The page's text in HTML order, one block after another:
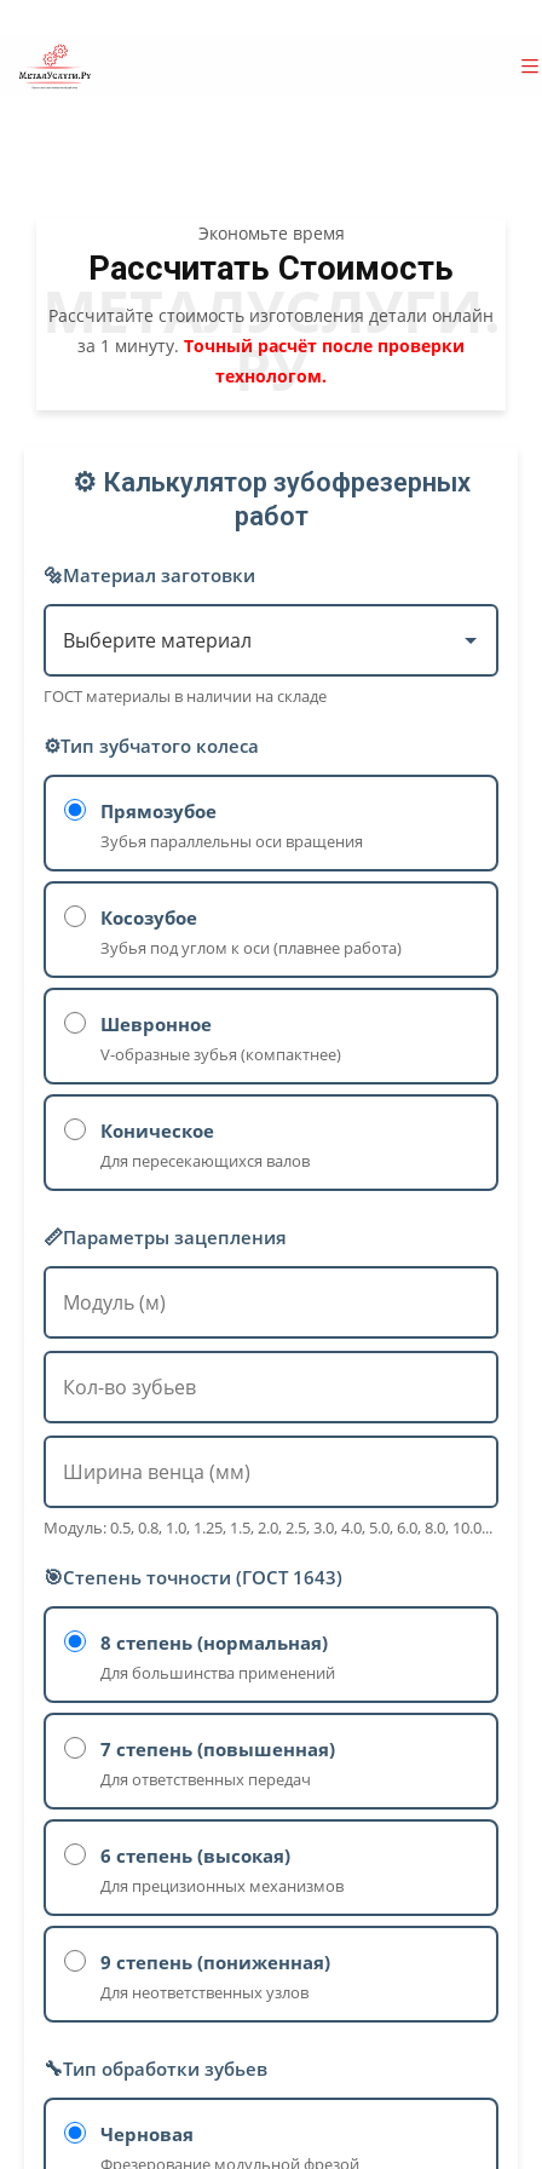
МЕТАЛУСЛУГИ.
РУ
Экономьте время
Рассчитать Стоимость
Рассчитайте стоимость изготовления детали онлайн
за 1 минуту. Точный расчёт после проверки
технологом.
⚙️ Калькулятор зубофрезерных
работ
🔩Материал заготовки
ГОСТ материалы в наличии на складе
⚙️Тип зубчатого колеса
Прямозубое
Зубья параллельны оси вращения
Косозубое
Зубья под углом к оси (плавнее работа)
Шевронное
V-образные зубья (компактнее)
Коническое
Для пересекающихся валов
📏Параметры зацепления
Модуль: 0.5, 0.8, 1.0, 1.25, 1.5, 2.0, 2.5, 3.0, 4.0, 5.0, 6.0, 8.0, 10.0...
🎯Степень точности (ГОСТ 1643)
8 степень (нормальная)
Для большинства применений
7 степень (повышенная)
Для ответственных передач
6 степень (высокая)
Для прецизионных механизмов
9 степень (пониженная)
Для неответственных узлов
🔧Тип обработки зубьев
Черновая
Фрезерование модульной фрезой